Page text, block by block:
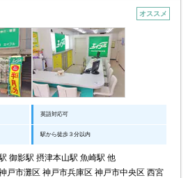
オススメ
英語対応可
駅から徒歩３分以内
御影駅 摂津本山駅 魚崎駅 他
戸市灘区 神戸市兵庫区 神戸市中央区 西宮